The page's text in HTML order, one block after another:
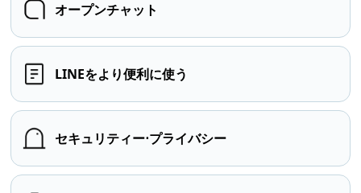
オープンチャット
LINEをより便利に使う
セキュリティー⋅プライバシー